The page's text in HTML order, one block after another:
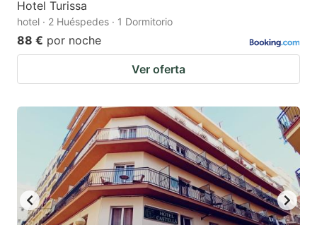
Hotel Turissa
hotel · 2 Huéspedes · 1 Dormitorio
88 € por noche
Ver oferta